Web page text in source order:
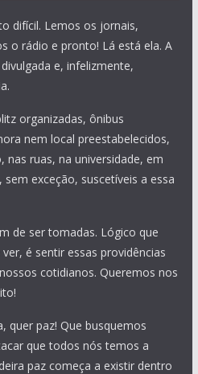
difícil. Lemos os jornais,
o rádio e pronto! Lá está ela. A
e, infelizmente,
organizadas, ônibus
nem local preestabelecidos,
nas ruas, na universidade, em
exceção, suscetíveis a essa
de ser tomadas. Lógico que
é sentir essas providências
cotidianos. Queremos nos
quer paz! Que busquemos
que todos nós temos a
paz começa a existir dentro